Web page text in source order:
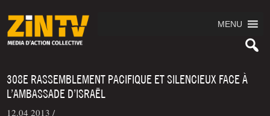
MENU
308E RASSEMBLEMENT PACIFIQUE ET SILENCIEUX FACE À
L’AMBASSADE D’ISRAËL
12.04 2013 /